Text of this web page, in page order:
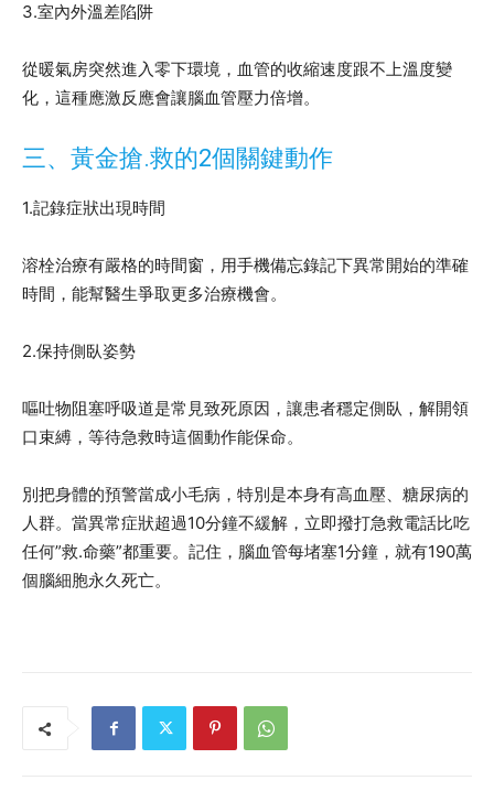
3.室內外溫差陷阱
從暖氣房突然進入零下環境，血管的收縮速度跟不上溫度變
化，這種應激反應會讓腦血管壓力倍增。
三、黃金搶.救的2個關鍵動作
1.記錄症狀出現時間
溶栓治療有嚴格的時間窗，用手機備忘錄記下異常開始的準確
時間，能幫醫生爭取更多治療機會。
2.保持側臥姿勢
嘔吐物阻塞呼吸道是常見致死原因，讓患者穩定側臥，解開領
口束縛，等待急救時這個動作能保命。
別把身體的預警當成小毛病，特別是本身有高血壓、糖尿病的
人群。當異常症狀超過10分鐘不緩解，立即撥打急救電話比吃
任何”救.命藥”都重要。記住，腦血管每堵塞1分鐘，就有190萬
個腦細胞永久死亡。